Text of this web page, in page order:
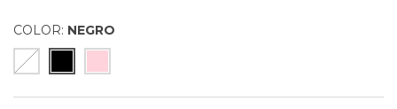
COLOR: NEGRO